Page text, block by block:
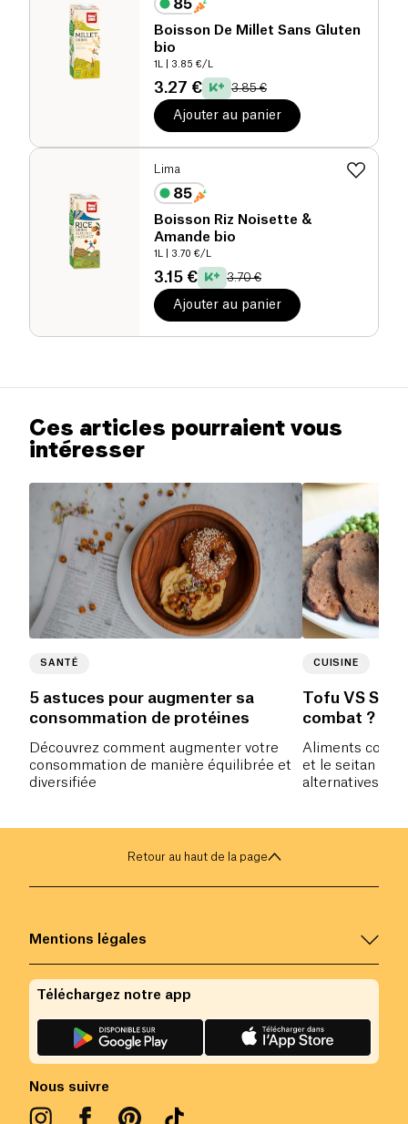
Boisson De Millet Sans Gluten
bio
1L | 3.85 €/L
3.27 € 3.85 €
Ajouter au panier
Lima
Boisson Riz Noisette &
Amande bio
1L | 3.70 €/L
3.15 € 3.70 €
Ajouter au panier
Ces articles pourraient vous
intéresser
SANTÉ
5 astuces pour augmenter sa
consommation de protéines
Découvrez comment augmenter votre
consommation de manière équilibrée et
diversifiée
CUISINE
Tofu VS
combat ?
Aliments
et le seitan
alternatives à
Retour au haut de la page
Mentions légales
Nous suivre
Téléchargez notre app